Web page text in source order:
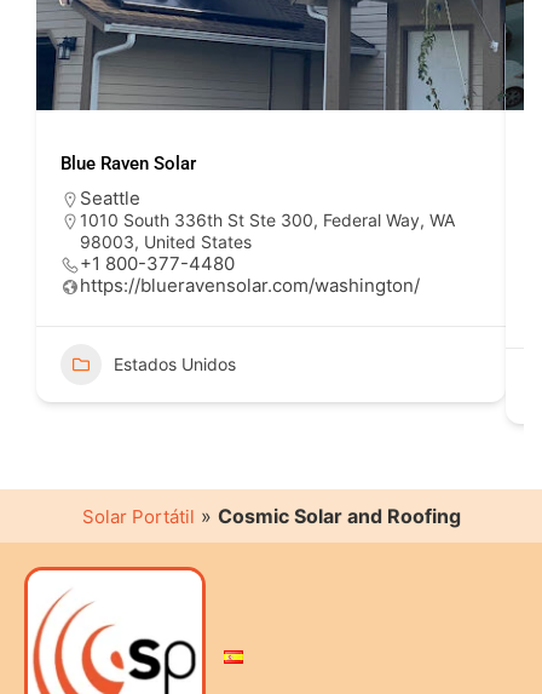
Blue Raven Solar
Seattle
1010 South 336th St Ste 300, Federal Way, WA
98003, United States
+1 800-377-4480
https://blueravensolar.com/washington/
Estados Unidos
Solar Portátil » Cosmic Solar and Roofing